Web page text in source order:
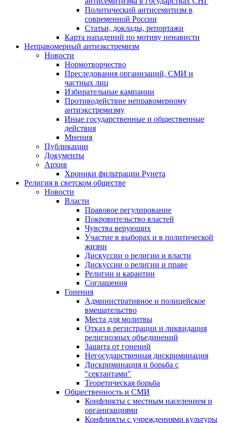
Политический антисемитизм в
современной России
Статьи, доклады, репортажи
Карта нападений по мотиву ненависти
Неправомерный антиэкстремизм
Новости
Нормотворчество
Преследования организаций, СМИ и
частных лиц
Избирательные кампании
Противодействие неправомерному
антиэкстремизму
Иные государственные и общественные
действия
Мнения
Публикации
Документы
Архив
Хроники фильтрации Рунета
Религия в светском обществе
Новости
Власти
Правовое регулирование
Покровительство властей
Чувства верующих
Участие в выборах и в политической
жизни
Дискуссии о религии и власти
Дискуссии о религии и праве
Религии и карантин
Соглашения
Гонения
Административное и полицейское
вмешательство
Места для молитвы
Отказ в регистрации и ликвидация
религиозных объединений
Защита от гонений
Негосударственная дискриминация
Дискриминация и борьба с
"сектантами"
Теоретическая борьба
Общественность и СМИ
Конфликты с местным населением и
организациями
Конфликты с учреждениями культуры